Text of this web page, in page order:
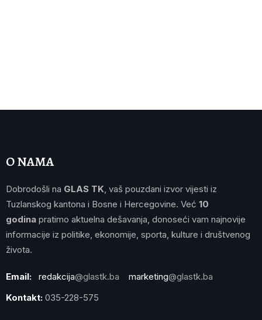
O NAMA
Dobrodošli na GLAS TK , vaš pouzdani izvor vijesti iz
Tuzlanskog kantona i Bosne i Hercegovine. Već 10
godina pratimo aktuelna dešavanja, donoseći vam najnovije
informacije iz politike, ekonomije, sporta, kulture i društvenog
života.
Email: redakcija@glastk.ba marketing@glastk.ba
Kontakt: 035-228-575